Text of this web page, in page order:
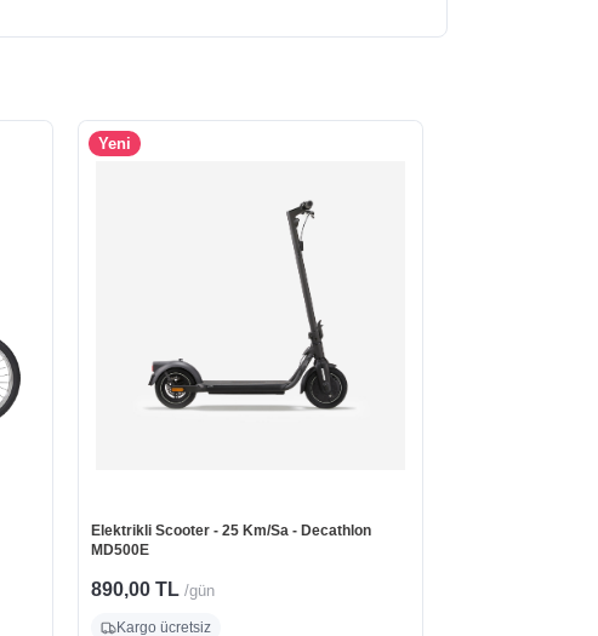
Yeni
Elektrikli Scooter - 25 Km/Sa - Decathlon
MD500E
890,00 TL /gün
Kargo ücretsiz